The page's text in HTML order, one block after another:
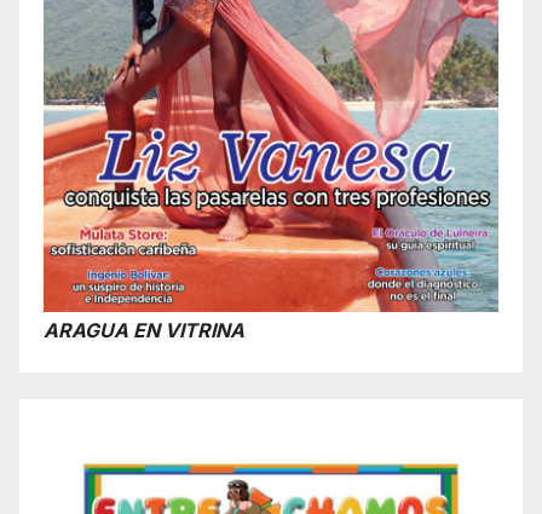
ARAGUA EN VITRINA